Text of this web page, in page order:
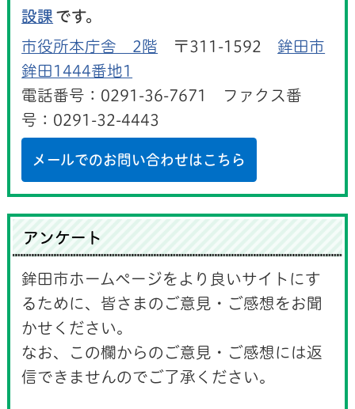
設課 です。
市役所本庁舎 2階 〒311-1592 鉾田市
鉾田1444番地1
電話番号：0291-36-7671 ファクス番
号：0291-32-4443
メールでのお問い合わせはこちら
アンケート
鉾田市ホームページをより良いサイトにす
るために、皆さまのご意見・ご感想をお聞
かせください。
なお、この欄からのご意見・ご感想には返
信できませんのでご了承ください。